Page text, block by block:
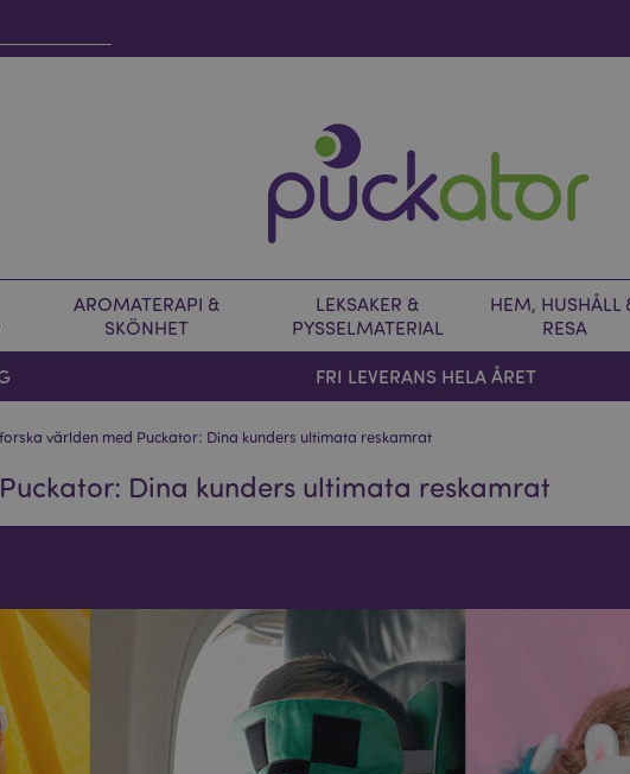
AROMATERAPI &
SKÖNHET
LEKSAKER &
PYSSELMATERIAL
HEM, HUSHÅLL
RESA
FRI LEVERANS HELA ÅRET
världen med Puckator: Dina kunders ultimata reskamrat
Dina kunders ultimata reskamrat